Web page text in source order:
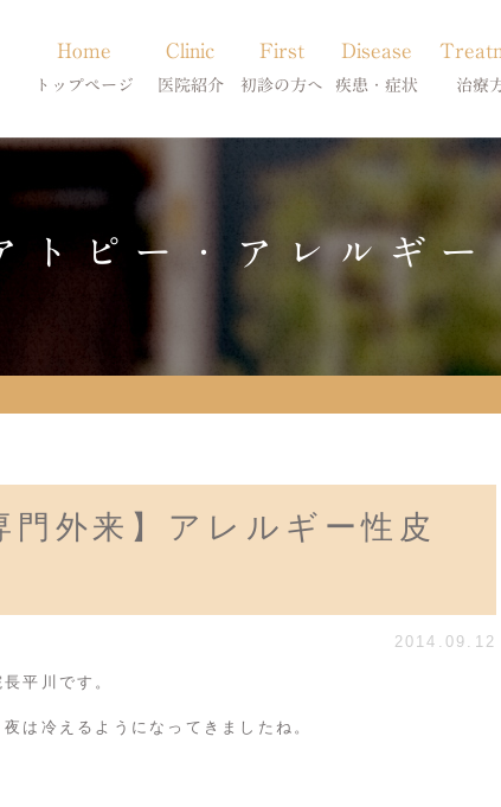
Home
トップページ
Clinic
医院紹介
当院のご紹介
獣医師紹介
First
初診の方へ
初診の方へ
Disease
疾患・症状
アトピー・アレルギー
膿皮症・脂漏症
脱毛症・アロペシアX
アポキルが効かない皮膚病
治療
体質改善・食
トピー・アレルギー
門外来】アレルギー性皮
2014.09.12
長平川です。
は冷えるようになってきましたね。